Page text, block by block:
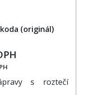
(originál)
s roztečí